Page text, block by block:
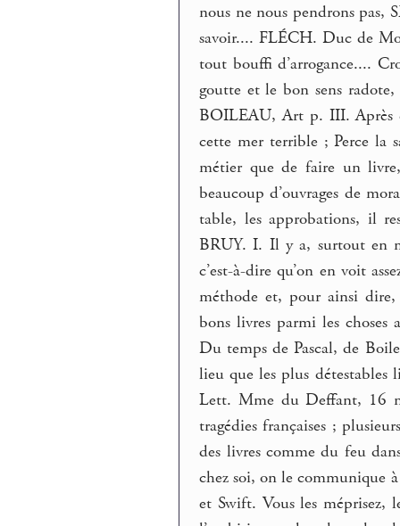
nous ne nous pendrons pas,
savoir.... FLÉCH. Duc de
tout bouffi d’arrogance....
goutte et le bon sens
BOILEAU, Art p. III. Après
cette mer terrible ; Perce la
métier que de faire un
beaucoup d’ouvrages de
table, les approbations, il
BRUY. I. Il y a, surtout en
c’est-à-dire qu’on en voit
méthode et, pour ainsi
bons livres parmi les
Du temps de Pascal, de
lieu que les plus
Lett. Mme du Deffant, 16
tragédies françaises ;
des livres comme du feu
chez soi, on le communique
et Swift. Vous les méprisez,